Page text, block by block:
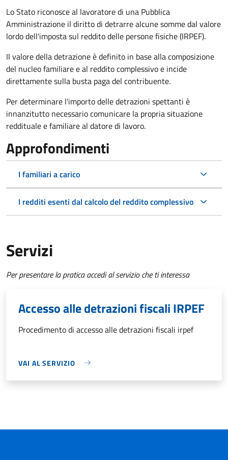
Lo Stato riconosce al lavoratore di una Pubblica
Amministrazione il diritto di detrarre alcune somme dal valore
lordo dell'imposta sul reddito delle persone fisiche (IRPEF).
Il valore della detrazione è definito in base alla composizione
del nucleo familiare e al reddito complessivo e incide
direttamente sulla busta paga del contribuente.
Per determinare l'importo delle detrazioni spettanti è
innanzitutto necessario comunicare la propria situazione
reddituale e familiare al datore di lavoro.
Approfondimenti
I familiari a carico
I redditi esenti dal calcolo del reddito complessivo
Servizi
Per presentare la pratica accedi al servizio che ti interessa
Accesso alle detrazioni fiscali IRPEF
Procedimento di accesso alle detrazioni fiscali irpef
VAI AL SERVIZIO